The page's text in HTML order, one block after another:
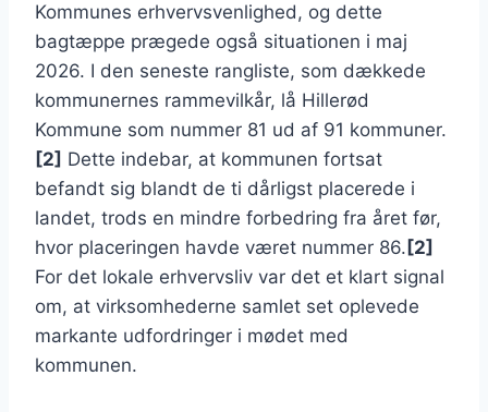
Kommunes erhvervsvenlighed, og dette
bagtæppe prægede også situationen i maj
2026. I den seneste rangliste, som dækkede
kommunernes rammevilkår, lå Hillerød
Kommune som nummer 81 ud af 91 kommuner.
[2] Dette indebar, at kommunen fortsat
befandt sig blandt de ti dårligst placerede i
landet, trods en mindre forbedring fra året før,
hvor placeringen havde været nummer 86. [2]
For det lokale erhvervsliv var det et klart signal
om, at virksomhederne samlet set oplevede
markante udfordringer i mødet med
kommunen.